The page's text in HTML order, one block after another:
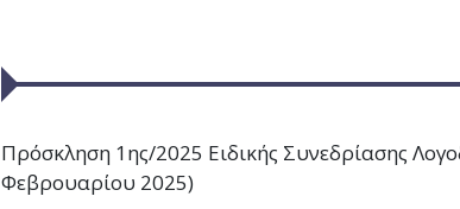
Πρόσκληση 1ης/2025 Ειδικής Συνεδρίασης
Φεβρουαρίου 2025)